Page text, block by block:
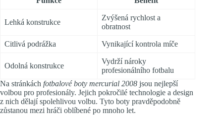
Lehká konstrukce
Zvýšená rychlost a
obratnost
Citlivá podrážka Vynikající kontrola míče
Odolná konstrukce
Vydrží nároky
profesionálního fotbalu
Na stránkách fotbalové boty mercurial 2008 jsou nejlepší
volbou pro profesionály. Jejich pokročilé technologie a design
z nich dělají spolehlivou volbu. Tyto boty pravděpodobně
zůstanou mezi hráči oblíbené po mnoho let.